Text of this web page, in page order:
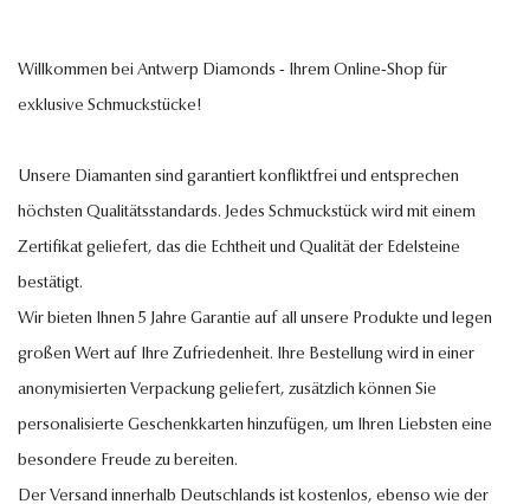
Willkommen bei Antwerp Diamonds - Ihrem Online-Shop für
exklusive Schmuckstücke!
Unsere Diamanten sind garantiert konfliktfrei und entsprechen
höchsten Qualitätsstandards. Jedes Schmuckstück wird mit einem
Zertifikat geliefert, das die Echtheit und Qualität der Edelsteine
bestätigt.
Wir bieten Ihnen 5 Jahre Garantie auf all unsere Produkte und legen
großen Wert auf Ihre Zufriedenheit. Ihre Bestellung wird in einer
anonymisierten Verpackung geliefert, zusätzlich können Sie
personalisierte Geschenkkarten hinzufügen, um Ihren Liebsten eine
besondere Freude zu bereiten.
Der Versand innerhalb Deutschlands ist kostenlos, ebenso wie der